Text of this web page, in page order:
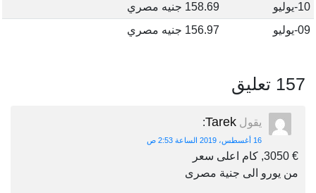
10-يوليو
158.69 جنيه مصري
09-يوليو
156.97 جنيه مصري
157 تعليق
يقول Tarek
:
16 أغسطس، 2019 الساعة 2:53 ص
€ 3050, كام اعلى سعر
من يورو الى جنية مصرى